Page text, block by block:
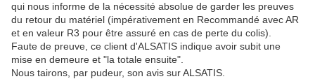
qui nous informe de la nécessité absolue de garder les preuves
du retour du matériel (impérativement en Recommandé avec AR
et en valeur R3 pour être assuré en cas de perte du colis).
Faute de preuve, ce client d'ALSATIS indique avoir subit une
mise en demeure et "la totale ensuite".
Nous tairons, par pudeur, son avis sur ALSATIS.